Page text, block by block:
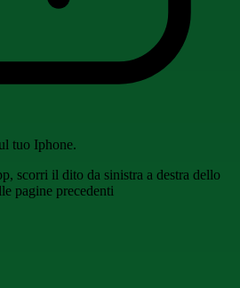
tuo Iphone.
scorri il dito da sinistra a destra dello
pagine precedenti